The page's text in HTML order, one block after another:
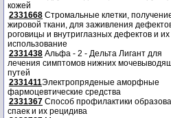
кожей
2331668 Стромальные клетки,
жировой ткани, для заживления
роговицы и внутриглазных дефектов и их
использование
2331438 Альфа - 2 - Дельта Лигант для
лечения симптомов нижних
путей
2331411Электропряденые аморфные
фармоцевтические средства
2331367 Способ профилактики
спаек и их рецидива